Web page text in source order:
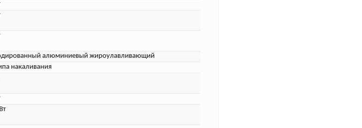
алюминиевый жироулавливающий
накаливания